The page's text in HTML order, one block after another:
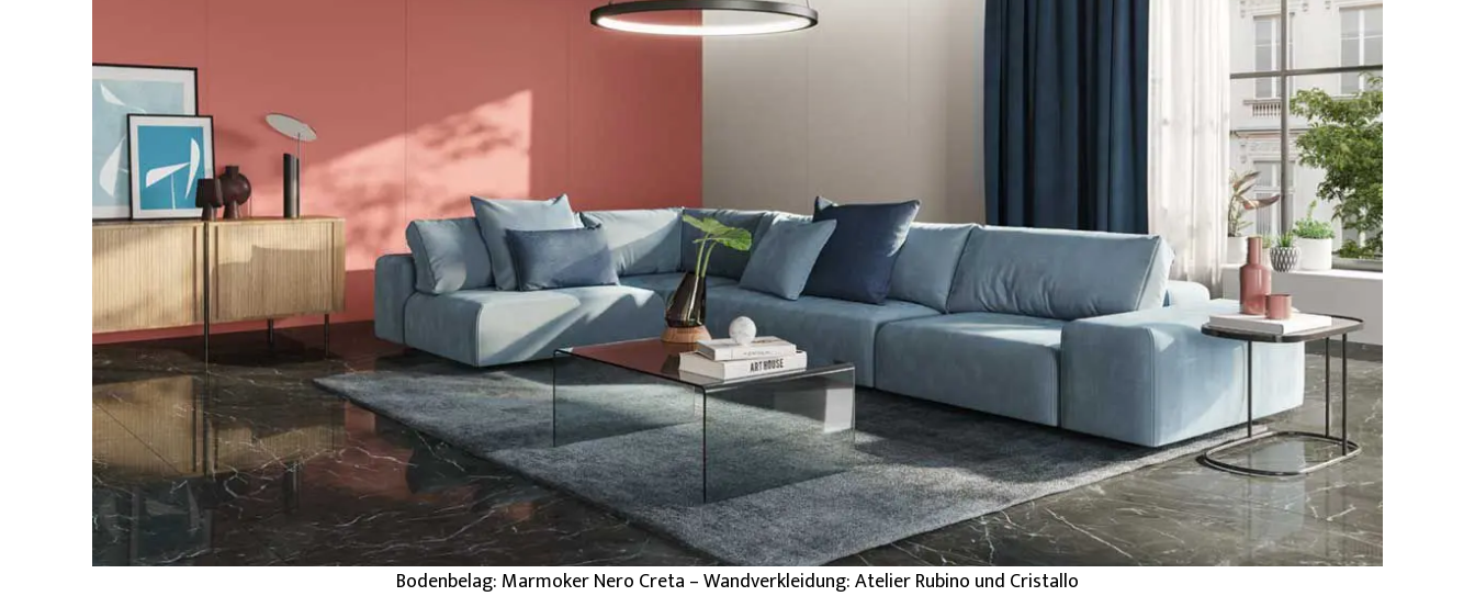
Bodenbelag: Marmoker Nero Creta – Wandverkleidung: Atelier Rubino und Cristallo